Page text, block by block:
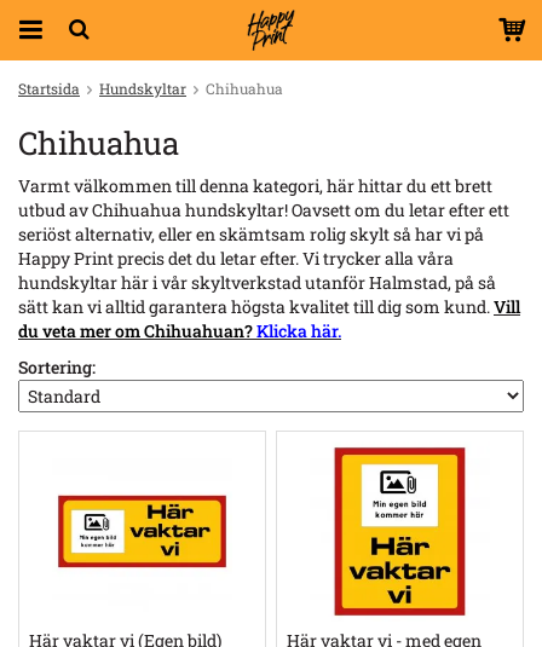
Startsida Hundskyltar Chihuahua
Chihuahua
Varmt välkommen till denna kategori, här hittar du ett brett
utbud av Chihuahua hundskyltar! Oavsett om du letar efter ett
seriöst alternativ, eller en skämtsam rolig skylt så har vi på
Happy Print precis det du letar efter. Vi trycker alla våra
hundskyltar här i vår skyltverkstad utanför Halmstad, på så
sätt kan vi alltid garantera högsta kvalitet till dig som kund.Vill
du veta mer om Chihuahuan?Klicka här.
Sortering:
Här vaktar vi (Egen bild)
Här vaktar vi - med egen